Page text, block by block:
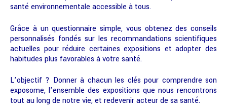
santé environnementale accessible à tous.
Grâce à un questionnaire simple, vous obtenez des conseils
personnalisés fondés sur les recommandations scientifiques
actuelles pour réduire certaines expositions et adopter des
habitudes plus favorables à votre santé.
L’objectif ? Donner à chacun les clés pour comprendre son
exposome, l’ensemble des expositions que nous rencontrons
tout au long de notre vie, et redevenir acteur de sa santé.